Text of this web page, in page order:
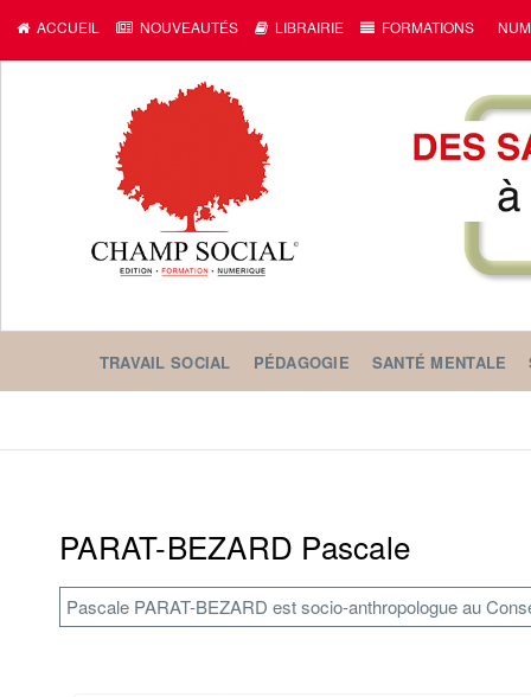
ACCUEIL NOUVEAUTÉS LIBRAIRIE FORMATIONS
TRAVAIL SOCIAL PÉDAGOGIE SANTÉ MENTALE
PARAT-BEZARD Pascale
Pascale PARAT-BEZARD est socio-anthropologue au